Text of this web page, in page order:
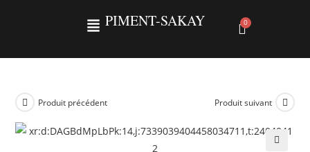
PIMENT-SAKAY
Produit précédent Produit suivant